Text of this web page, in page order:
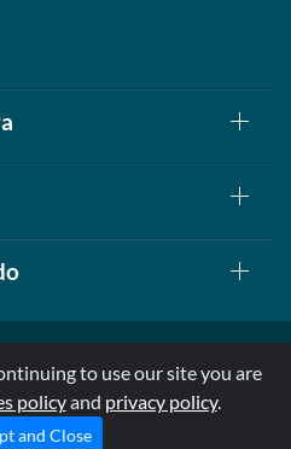
| All Rights Reserved
sido evaluadas por la FDA
to use our site you are
policyand privacy policy.
and Close